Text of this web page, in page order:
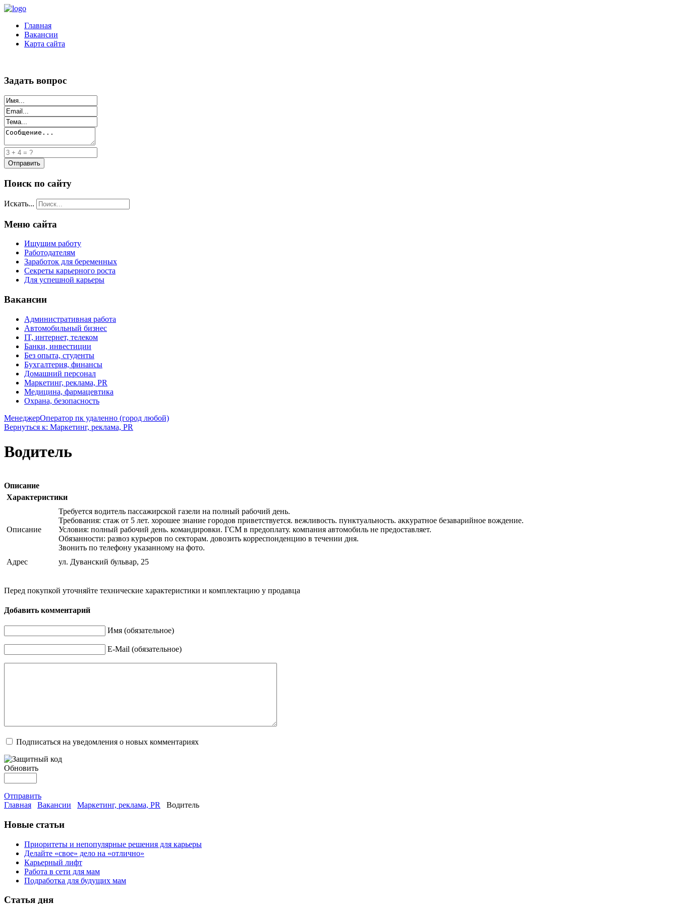
Главная
Вакансии
Карта сайта
Задать вопрос
Поиск по сайту
Искать...
Меню сайта
Ищущим работу
Работодателям
Заработок для беременных
Секреты карьерного роста
Для успешной карьеры
Вакансии
Административная работа
Автомобильный бизнес
IT, интернет, телеком
Банки, инвестиции
Без опыта, студенты
Бухгалтерия, финансы
Домашний персонал
Маркетинг, реклама, PR
Медицина, фармацевтика
Охрана, безопасность
МенеджерОператор пк удаленно (город любой)
Вернуться к: Маркетинг, реклама, PR
Водитель
Описание
Характеристики
Описание
Требуется водитель пассажирской газели на полный рабочий день.
Требования: стаж от 5 лет. хорошее знание городов приветствуется. вежливость. пунктуальность. аккуратное безаварийное вождение.
Условия: полный рабочий день. командировки. ГСМ в предоплату. компания автомобиль не предоставляет.
Обязанности: развоз курьеров по секторам. довозить корреспонденцию в течении дня.
Звонить по телефону указанному на фото.
Адрес
ул. Дуванский бульвар, 25
Перед покупкой уточняйте технические характеристики и комплектацию у продавца
Добавить комментарий
Имя (обязательное)
E-Mail (обязательное)
Подписаться на уведомления о новых комментариях
Обновить
Отправить
Главная
Вакансии Маркетинг, реклама, PR Водитель
Новые статьи
Приоритеты и непопулярные решения для карьеры
Делайте «свое» дело на «отлично»
Карьерный лифт
Работа в сети для мам
Подработка для будущих мам
Статья дня